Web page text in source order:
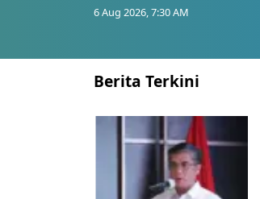
6 Aug 2026, 7:30 AM
Berita Terkini